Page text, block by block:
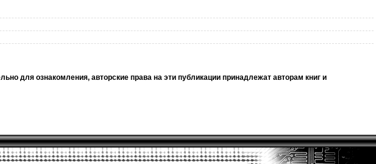
для ознакомления, авторские права на эти публикации принадлежат авторам книг и